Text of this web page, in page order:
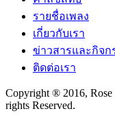
รายชื่อเพลง
เกี่ยวกับเรา
ข่าวสารและกิจก
ติดต่อเรา
Copyright ® 2016,
rights Reserved.